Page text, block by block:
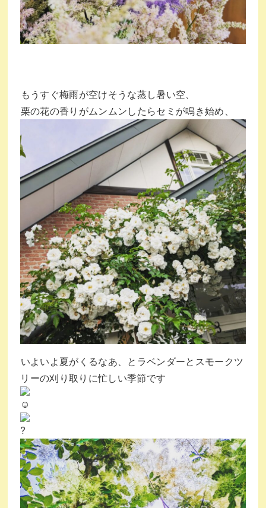
⁡もうすぐ梅雨が空けそうな蒸し暑い空、⁡
⁡栗の花の香りがムンムンしたらセミが鳴き始め、⁡
⁡いよいよ夏がくるなあ、とラベンダーとスモークツ
リーの刈り取りに忙しい季節です